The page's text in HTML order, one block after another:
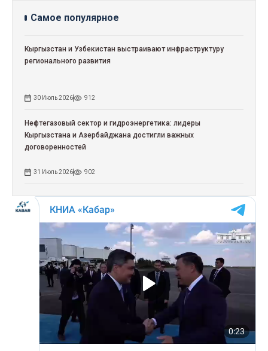
Самое популярное
Кыргызстан и Узбекистан выстраивают инфраструктуру
регионального развития
30 Июль 2026 912
Нефтегазовый сектор и гидроэнергетика: лидеры
Кыргызстана и Азербайджана достигли важных
договоренностей
31 Июль 2026 902